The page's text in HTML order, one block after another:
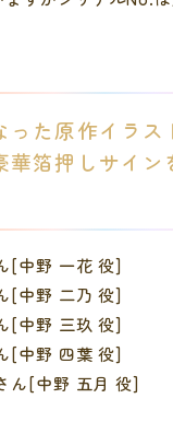
った原作イラス
華箔押しサイ
[中野 一花 役]
[中野 二乃 役]
[中野 三玖 役]
[中野 四葉 役]
ん[中野 五月 役]